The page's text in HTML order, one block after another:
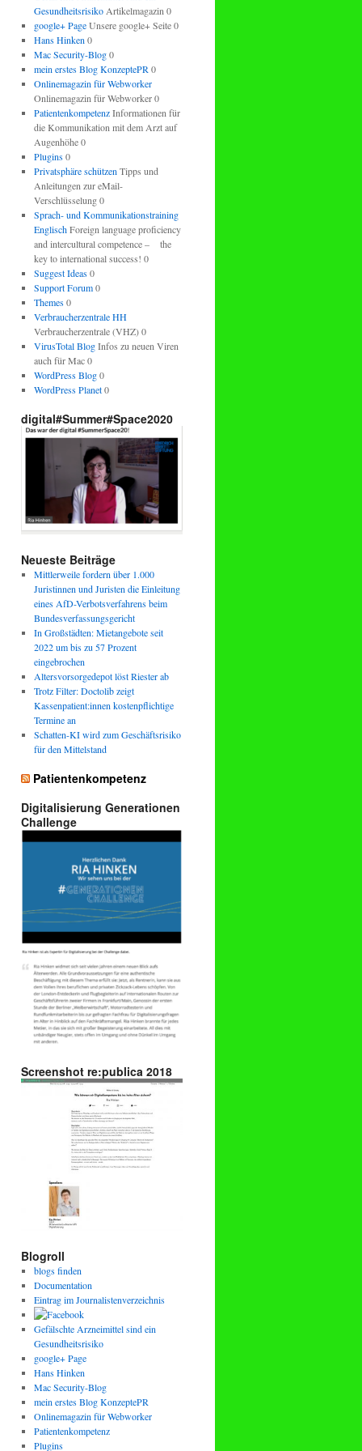
GesundheitsrisikoArtikelmagazin 0
google+ PageUnsere google+ Seite 0
Hans Hinken 0
Mac Security-Blog0
mein erstes Blog KonzeptePR 0
Onlinemagazin für Webworker
Onlinemagazin für Webworker 0
PatientenkompetenzInformationen für
die Kommunikation mit dem Arzt auf
Augenhöhe 0
Plugins0
Privatsphäre schützen Tipps und
Anleitungen zur eMail-
Verschlüsselung 0
Sprach- und Kommunikationstraining
EnglischForeign language proficiency
and intercultural competence – the
key to international success! 0
Suggest Ideas0
Support Forum0
Themes0
Verbraucherzentrale HH
Verbraucherzentrale (VHZ) 0
VirusTotal BlogInfos zu neuen Viren
auch für Mac 0
WordPress Blog0
WordPress Planet0
digital#Summer#Space2020
Neueste Beiträge
Mittlerweile fordern über 1.000
Juristinnen und Juristen die Einleitung
eines AfD-Verbotsverfahrens beim
Bundesverfassungsgericht
In Großstädten: Mietangebote seit
2022 um bis zu 57 Prozent
eingebrochen
Altersvorsorgedepot löst Riester ab
Trotz Filter: Doctolib zeigt
Kassenpatient:innen kostenpflichtige
Termine an
Schatten-KI wird zum Geschäftsrisiko
für den Mittelstand
Patientenkompetenz
Digitalisierung Generationen
Challenge
Screenshot re:publica 2018
Blogroll
blogs finden
Documentation
Eintrag im Journalistenverzeichnis
Gefälschte Arzneimittel sind ein
Gesundheitsrisiko
google+ Page
Hans Hinken
Mac Security-Blog
mein erstes Blog KonzeptePR
Onlinemagazin für Webworker
Patientenkompetenz
Plugins